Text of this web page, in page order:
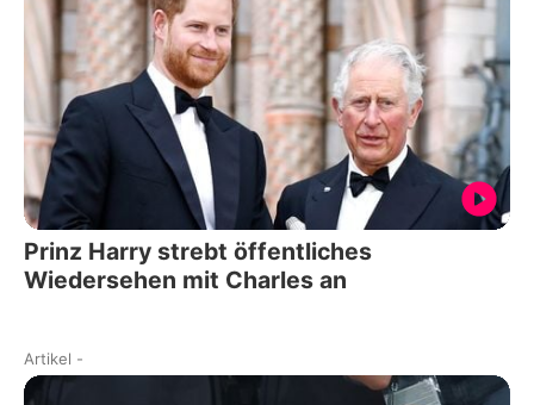
Prinz Harry strebt öffentliches
Wiedersehen mit Charles an
Artikel -